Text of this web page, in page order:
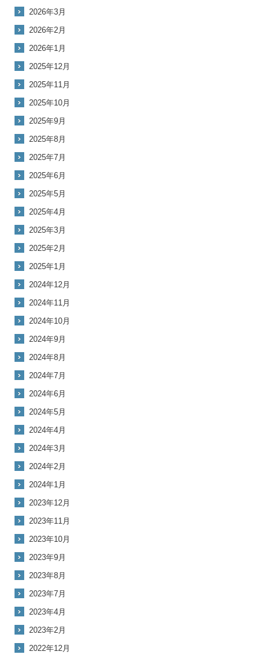
2026年3月
2026年2月
2026年1月
2025年12月
2025年11月
2025年10月
2025年9月
2025年8月
2025年7月
2025年6月
2025年5月
2025年4月
2025年3月
2025年2月
2025年1月
2024年12月
2024年11月
2024年10月
2024年9月
2024年8月
2024年7月
2024年6月
2024年5月
2024年4月
2024年3月
2024年2月
2024年1月
2023年12月
2023年11月
2023年10月
2023年9月
2023年8月
2023年7月
2023年4月
2023年2月
2022年12月